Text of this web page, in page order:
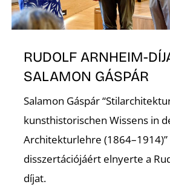
RUDOLF ARNHEIM-
SALAMON GÁSPÁR
Salamon Gáspár
kunsthistorischen Wissens in
Architekturlehre
disszertációjáért elnyerte a
díjat.